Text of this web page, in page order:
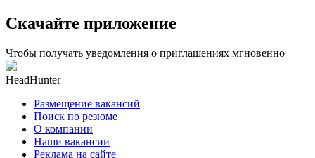
Скачайте приложение
Чтобы получать уведомления о приглашениях мгновенно
HeadHunter
Размещение вакансий
Поиск по резюме
О компании
Наши вакансии
Реклама на сайте